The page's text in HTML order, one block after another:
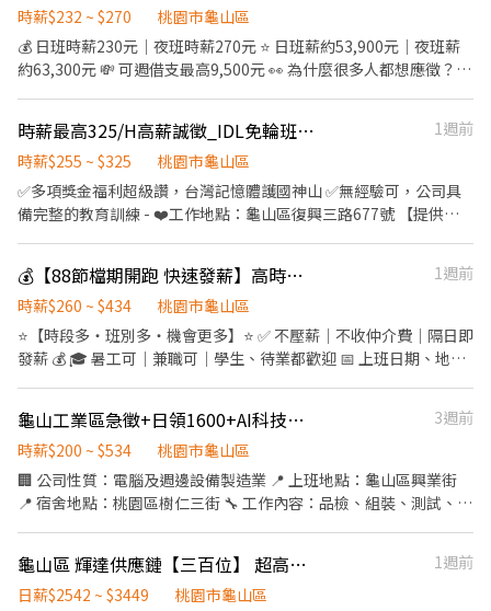
（OK）與不良品（NG），並依規定進行標示、包裝或放置。 5. 異
常回報 發現異常或不良品時，依流程標示問題並立即回報現場主
管。 6. 數量清點與紀錄 核對產品數量，填寫相關檢驗紀錄、報表或
系統資料。 7. 重工作業 依專案需求進行拆箱、組裝、拆裝、貼標、
合現場生產需求，協助產品搬運、物料整理及其他相關作業。 9. 遵
守作業規範 遵守客戶廠區規定、安全衛生及5S管理，正確使用工具
安排為主，公司將依現場作業需求適時調整工作內容。 －－－－－
－－－－－－－－－－－－－－－－－－－ 📌 廣璽薪資計算方式 ⏰
上班時間 09:00-12:00（彈性休息10分鐘） 12:00 -13:00 （午餐、
午休 1H） 13:00-17:00 （彈性休息10分鐘） ▶ 基本出勤薪資 時
$210 × 7 小時 ＋ $100 ＝ $1,570／天 ▶ 平日加班薪資（臨時狀
況） 加班時段：17:00－19:00 加班時薪：$280 👉 加班費計算：
$280 × 2 小時 ＝ $560 ▶ 假日加班薪資（臨時狀況） 加班時段：
09:00－17:00 加班時薪：$420 👉 加班費計算： 420*7+100 =
*3,040* 💰 薪資制度：固定發薪（非日結） 本公司採固定薪資週期
發放，不提供日結。 📅 薪資計算期間： 💰 發薪日期：於次月 5 日
前完成撥薪 * 08/26～09/25 ➜ 10/05 前撥薪 * 09/26～10/25 ➜
11/05 前撥薪 公司需核對員工出勤、工時、加班、各項津貼及主管
簽核資料後，統一進行薪資作業，因此無法提供日結服務。 請能接
時薪$232 ~ $270
桃園市龜山區
💰 日班時薪230元｜夜班時薪270元 ⭐ 日班薪約53,900元｜夜班薪
約63,300元 💸 可週借支最高9,500元 👀 為什麼很多人都想應徵？ ✔️
自由選 ✔️ GPS／智慧手錶知名品牌製造大廠 📍工作地點: 【汐止】-
樟樹二路 【龜山】-華亞二路 【中壢】-北園路 💼 工作內容 📦 組裝
／包裝／測試 📋 產線備料 ⏰ 上班時間／薪資 🌞 日班｜08:00－
19:30 💰 時薪 230元 ⭐ 薪領約 53,900元 🌙 夜班｜20:00－07:30 💰
0965-815-880｜栗栗專員
時薪最高325/H高薪誠徵_IDL免輪班(設施巡檢員、設備助理技術員)
1週前
時薪$255 ~ $325
桃園市龜山區
✅多項獎金福利超級讚，台灣記憶體護國神山 ✅無經驗可，公司具
備完整的教育訓練 - ❤️工作地點：龜山區復興三路677號 【提供日
和。 - 【IDL工作單位】] 一、設備助理技術員：依照SOP執行機器
維修與保養 休假制度：二休二(月休15天) 日班 : 08:00 ~ 20:00 ，日
班42500元起，換算時薪282/H起 夜班 : 20:00 ~ 08:00，夜班49000
元起，換算時薪325/H起 期滿獎金:滿任一年後發91500元 - 二、設
每月預估加班費:4500-5000元 - 工作性質:長期約聘(1年) 日後轉正
機會? YES - 快速報名聯繫方式 🔹 官方好友連結 :
💰【88節檔期開跑 快速發薪】高時薪＋龜山多班別⭐日領2000~3000
1週前
時薪$260 ~ $434
桃園市龜山區
⭐【時段多・班別多・機會更多】⭐ ✅ 不壓薪｜不收仲介費｜隔日即
發薪 💰 🎓 暑工可｜兼職可｜學生、待業都歡迎 📅 上班日期、地
職時段： 彈性工時，輕鬆安排生活與工作~ 早班｜08:00-17:00、
09:00－18:00➡️ NT$230 午班｜13:00－20:00、14:00－23:00➡️
NT$230 晚班｜17:30－22:30➡️ NT$260 夜班｜21:00－06:00、
23:00－08:00、00:00－08:00➡️ NT$260 📍桃園市龜山區頂湖二街
後請截圖職缺文➡️私訊留下 ⌜姓名✚電話⌟ 謝謝❤️ #搞笑專員陪你抬
槓 #免諮詢費
龜山工業區急徵+日領1600+AI科技廠(周休二日)書審+錄取率超高+可週日領
3週前
時薪$200 ~ $534
桃園市龜山區
🏢 公司性質：電腦及週邊設備製造業 📍 上班地點：龜山區興業街
📍 宿舍地點：桃園區樹仁三街 🔧 工作內容：品檢、組裝、測試、插
息10分，午餐休息40分，實際工時8H 🍱 供餐：餐補40元 💰 薪資參
考： 日班 200
龜山區 輝達供應鏈【三百位】 超高錄取✦滿任$17800✦黃爸爸指定大爆單
1週前
日薪$2542 ~ $3449
桃園市龜山區